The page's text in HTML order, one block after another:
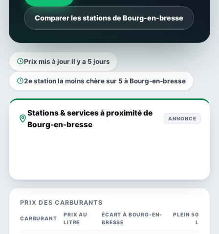
Comparer les stations de Bourg-en-bresse
Prix mis à jour il y a 5 jours
2e station la moins chère sur 5 à Bourg-en-bresse
Stations & services à proximité de
Bourg-en-bresse
ANNONCE
PRIX DES CARBURANTS
CARBURANT
PRIX AU
LITRE
ÉCART À BOURG-EN-
BRESSE
PLEIN 50
L